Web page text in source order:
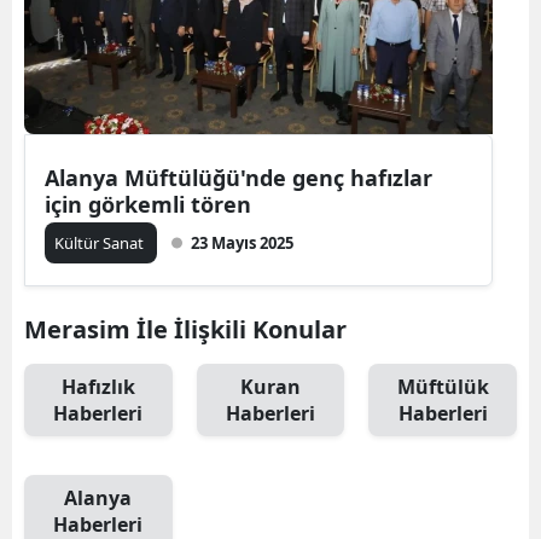
Alanya Müftülüğü'nde genç hafızlar
için görkemli tören
Kültür Sanat 23 Mayıs 2025
Merasim İle İlişkili Konular
Hafızlık
Haberleri
Kuran
Haberleri
Müftülük
Haberleri
Alanya
Haberleri